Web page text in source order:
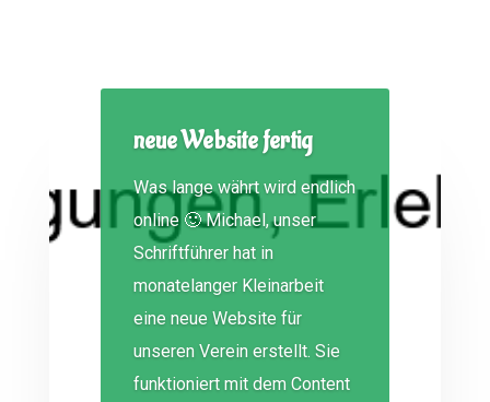
neue Website fertig
Was lange währt wird endlich
online 🙂 Michael, unser
Schriftführer hat in
monatelanger Kleinarbeit
eine neue Website für
unseren Verein erstellt. Sie
funktioniert mit dem Content